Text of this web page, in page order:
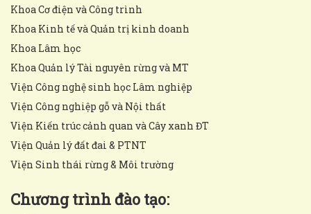
Khoa Cơ điện và Công trình
Khoa Kinh tế và Quản trị kinh doanh
Khoa Lâm học
Khoa Quản lý Tài nguyên rừng và MT
Viện Công nghệ sinh học Lâm nghiệp
Viện Công nghiệp gỗ và Nội thất
Viện Kiến trúc cảnh quan và Cây xanh ĐT
Viện Quản lý đất đai & PTNT
Viện Sinh thái rừng & Môi trường
Chương trình đào tạo: